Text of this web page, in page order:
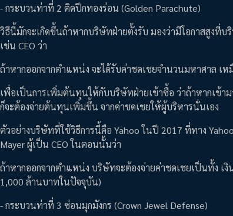
- กระบวนท่าที่ 2 ติดปีกทองร่อน (Golden Parachute)
วิธีนี้มักจะเกิดขึ้นถ้าหากบริษัทฝ่ายตั้งรับ มองว่ามีโอกาสสูงที่
เช่น CEO ว่า
ถ้าหากออกจากตำแหน่ง จะได้รับค่าชดเชยจำนวนมหาศาล
เพื่อเป็นการเพิ่มต้นทุนให้กับบริษัทฝ่ายเข้าซื้อ ว่าถ้าหากเข้า
ก็จะต้องจ่ายต้นทุนเพิ่มขึ้น จากค่าชดเชยให้ผู้บริหารนั่นเอง
ตัวอย่างบริษัทที่ใช้วิธีการนี้คือ Yahoo ในปี 2017 ที่ทาง
Mayer ผู้เป็น CEO ในตอนนั้นว่า
ถ้าหากออกจากตำแหน่ง บริษัทจะต้องจ่ายค่าชดเชยเป็นทั้ง
1,000 ล้านบาทในปัจจุบัน)
- กระบวนท่าที่ 3 ซ่อนมุกมังกร (Crown Jewel Defense)